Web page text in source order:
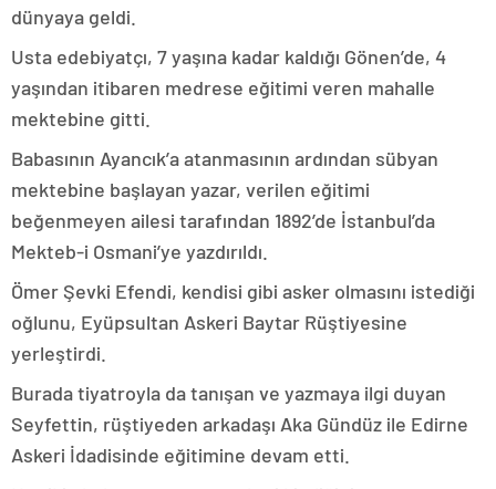
dünyaya geldi.
Usta edebiyatçı, 7 yaşına kadar kaldığı Gönen’de, 4
yaşından itibaren medrese eğitimi veren mahalle
mektebine gitti.
Babasının Ayancık’a atanmasının ardından sübyan
mektebine başlayan yazar, verilen eğitimi
beğenmeyen ailesi tarafından 1892’de İstanbul’da
Mekteb-i Osmani’ye yazdırıldı.
Ömer Şevki Efendi, kendisi gibi asker olmasını istediği
oğlunu, Eyüpsultan Askeri Baytar Rüştiyesine
yerleştirdi.
Burada tiyatroyla da tanışan ve yazmaya ilgi duyan
Seyfettin, rüştiyeden arkadaşı Aka Gündüz ile Edirne
Askeri İdadisinde eğitimine devam etti.